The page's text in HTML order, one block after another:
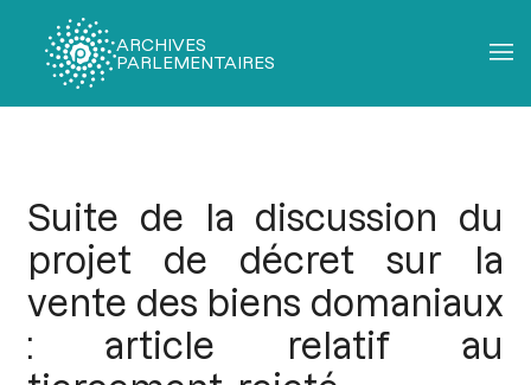
ARCHIVES
PARLEMENTAIRES
Suite de la discussion du
projet de décret sur la
vente des biens domaniaux
: article relatif au